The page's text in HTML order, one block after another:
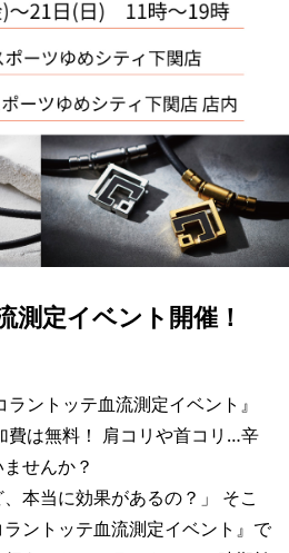
SUPPORT
ご利用ガイド
会員ランク
店頭受取サービス
ギフトラッピング
アフターサポート
下取り保証について
よくある質問
ニュース
測定イベント開催！
ントッテ血流測定イベント』
費は無料！ 肩コリや首コリ…辛
せんか？
本当に効果があるの？」 そこ
ントッテ血流測定イベント』で